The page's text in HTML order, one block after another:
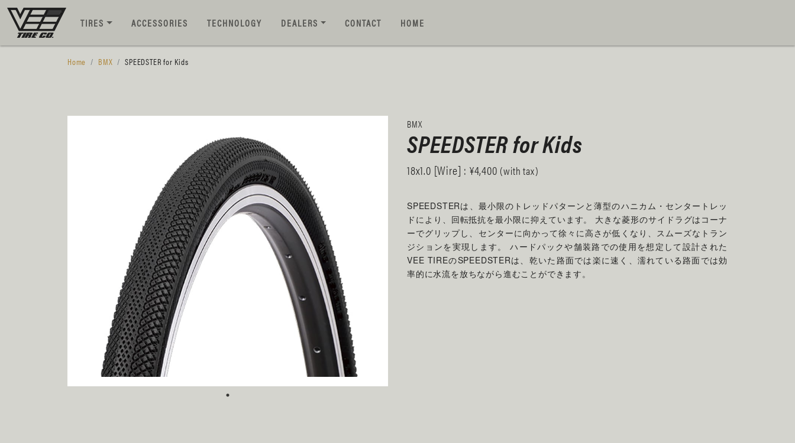
TIRES ACCESSORIES TECHNOLOGY DEALERS CONTACT HOME
Home BMX SPEEDSTER for Kids
BMX
SPEEDSTER for Kids
18x1.0 [Wire] : ¥4,400 (with tax)
SPEEDSTERは、最小限のトレッドパターンと薄型のハニカム・センタートレッ
ドにより、回転抵抗を最小限に抑えています。 大きな菱形のサイドラグはコーナ
ーでグリップし、センターに向かって徐々に高さが低くなり、スムーズなトラン
ジションを実現します。 ハードパックや舗装路での使用を想定して設計された
VEE TIREのSPEEDSTERは、乾いた路面では楽に速く、濡れている路面では効
率的に水流を放ちながら進むことができます。